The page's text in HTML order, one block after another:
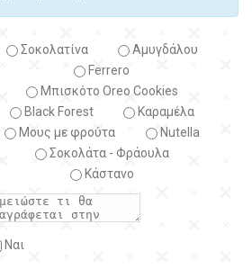
Σοκολατίνα
Αμυγδάλου
Ferrero
Μπισκότο Oreo Cookies
Black Forest
Kαραμέλα
Μους με φρούτα
Nutella
Σοκολάτα - Φράουλα
Κάστανο
Ναι